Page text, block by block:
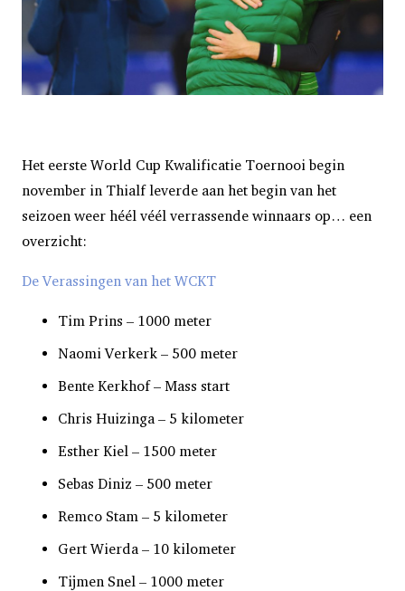
Het eerste World Cup Kwalificatie Toernooi begin
november in Thialf leverde aan het begin van het
seizoen weer héél véél verrassende winnaars op… een
overzicht:
De Verassingen van het WCKT
Tim Prins – 1000 meter
Naomi Verkerk – 500 meter
Bente Kerkhof – Mass start
Chris Huizinga – 5 kilometer
Esther Kiel – 1500 meter
Sebas Diniz – 500 meter
Remco Stam – 5 kilometer
Gert Wierda – 10 kilometer
Tijmen Snel – 1000 meter